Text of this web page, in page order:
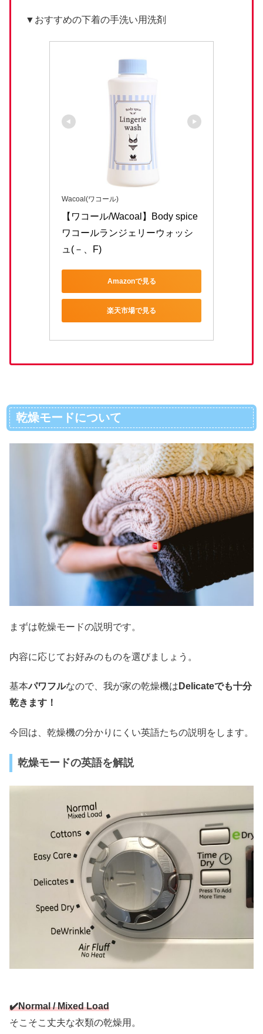
▼おすすめの下着の手洗い用洗剤
Wacoal(ワコール)
【ワコール/Wacoal】Body spice
ワコールランジェリーウォッシ
ュ(－、F)
Amazonで見る
楽天市場で見る
乾燥モードについて
まずは乾燥モードの説明です。
内容に応じてお好みのものを選びましょう。
基本パワフルなので、我が家の乾燥機は Delicateでも十分
乾きます！
今回は、乾燥機の分かりにくい英語たちの説明をします。
乾燥モードの英語を解説
✔️Normal / Mixed Load
そこそこ丈夫な衣類の乾燥用。